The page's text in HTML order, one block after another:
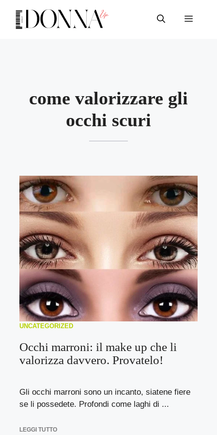
contenuto
Menu
come valorizzare gli
occhi scuri
UNCATEGORIZED
Occhi marroni: il make up che li
valorizza davvero. Provatelo!
Gli occhi marroni sono un incanto, siatene fiere
se li possedete. Profondi come laghi di ...
LEGGI TUTTO